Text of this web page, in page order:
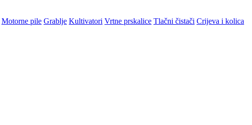
Motorne pile Grablje Kultivatori Vrtne prskalice Tlačni čistači Crijeva i kolica